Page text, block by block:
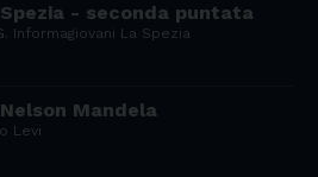
- seconda puntata
Informagiovani La Spezia
Mandela
Levi